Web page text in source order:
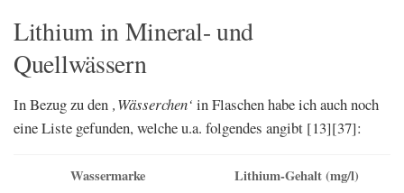
Lithium in Mineral- und
Quellwässern
In Bezug zu den ‚Wässerchen‘ in Flaschen habe ich auch noch
eine Liste gefunden, welche u.a. folgendes angibt [13][37]:
Wassermarke
Lithium-Gehalt (mg/l)